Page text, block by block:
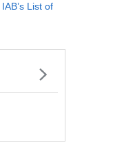
IAB’s List of